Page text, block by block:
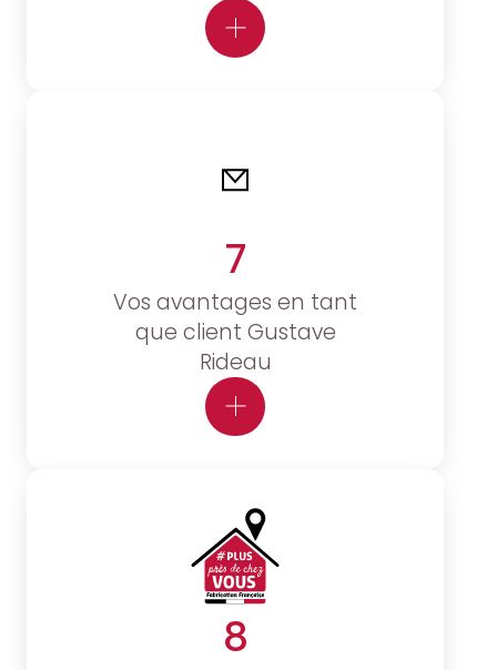
7
Vos avantages en tant
que client Gustave
Rideau
8